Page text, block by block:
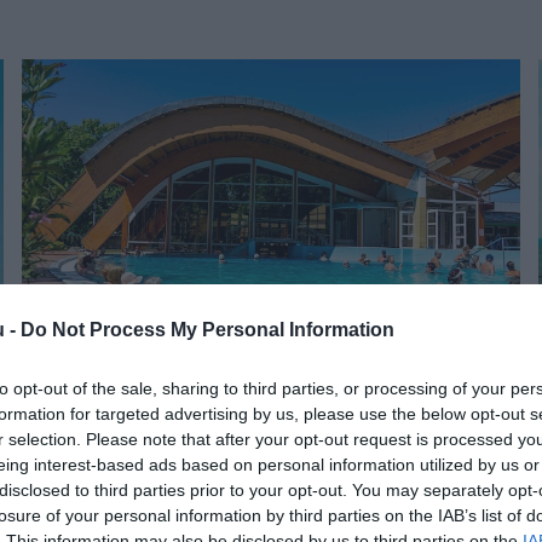
- Do Not Process My Personal Information
opt-out of the sale, sharing to third parties, or processing of your
for targeted advertising by us, please use the below opt-out
selection. Please note that after your opt-out request is processed
interest-based ads based on personal information utilized by us
to third parties prior to your opt-out. You may separately
of your personal information by third parties on the IAB’s list of
UTAZÁS
Indul a strandszezon: idén ennyibe kerülhet a
fürdőzés
A júniusi meleggel együtt országszerte újabb strandok és